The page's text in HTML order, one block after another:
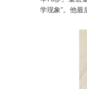
学现象”。他最